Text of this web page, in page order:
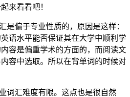
来看看吧！
偏于专业性质的，原因是这样：
语水平能否保证其在大学中顺利学
容是偏重学术的方面的，而阅读文
容中选取。所以在背单词的时候对
汇难度有限。这点也是很自然